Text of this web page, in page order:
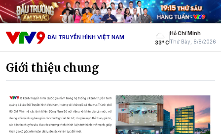
ĐÀI TRUYỀN HÌNH VIỆT NAM
33° C
Hồ Chí Minh
Thứ Bảy, 8/8/2026
Giới thiệu chung